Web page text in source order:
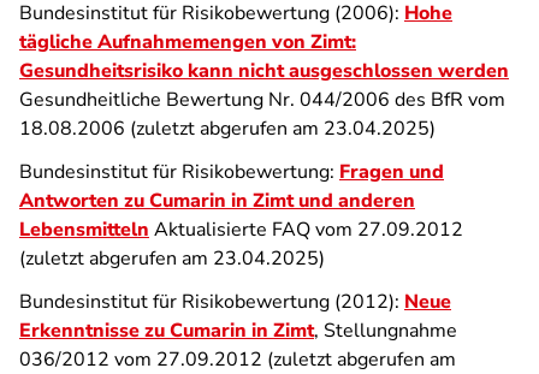
Bundesinstitut für Risikobewertung (2006): Hohe
tägliche Aufnahmemengen von Zimt:
Gesundheitsrisiko kann nicht ausgeschlossen werden
Gesundheitliche Bewertung Nr. 044/2006 des BfR vom
18.08.2006 (zuletzt abgerufen am 23.04.2025)
Bundesinstitut für Risikobewertung: Fragen und
Antworten zu Cumarin in Zimt und anderen
Lebensmitteln Aktualisierte FAQ vom 27.09.2012
(zuletzt abgerufen am 23.04.2025)
Bundesinstitut für Risikobewertung (2012): Neue
Erkenntnisse zu Cumarin in Zimt, Stellungnahme
036/2012 vom 27.09.2012 (zuletzt abgerufen am